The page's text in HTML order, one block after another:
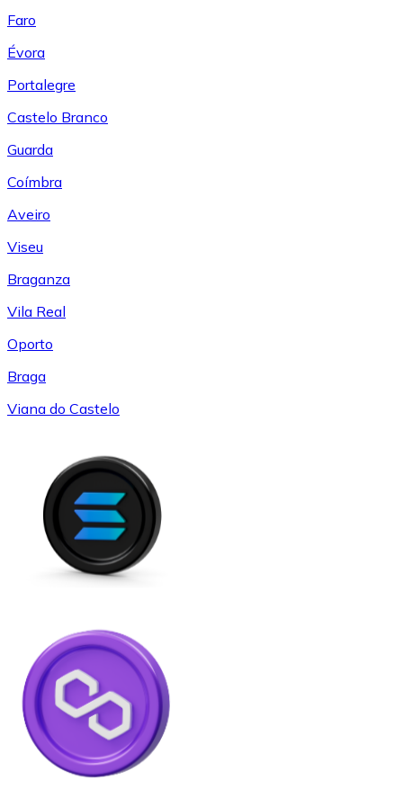
Faro
Évora
Portalegre
Castelo Branco
Guarda
Coímbra
Aveiro
Viseu
Braganza
Vila Real
Oporto
Braga
Viana do Castelo